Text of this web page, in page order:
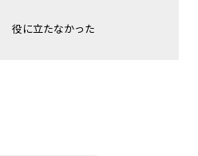
役に立たなかった